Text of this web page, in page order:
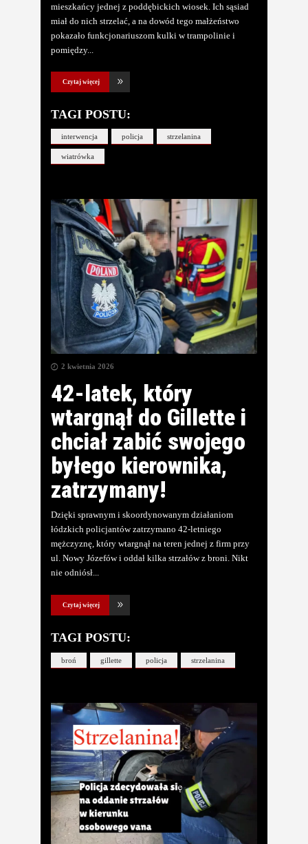
mieszkańcy jednej z poddębickich wiosek. Ich sąsiad
miał do nich strzelać, a na dowód tego małżeństwo
pokazało funkcjonariuszom kulki w trampolinie i
pomiędzy
Czytaj więcej
TAGI POSTU:
interwencja policja strzelanina
wiatrówka
2 kwietnia 2026
42-latek, który
wtargnął do Gillette i
chciał zabić swojego
byłego kierownika,
zatrzymany!
Dzięki sprawnym i skoordynowanym działaniom
łódzkich policjantów zatrzymano 42-letniego
mężczyznę, który wtargnął na teren jednej z firm przy
ul. Nowy Józefów i oddał kilka strzałów z broni. Nikt
nie odniósł
Czytaj więcej
TAGI POSTU:
broń gillette policja strzelanina